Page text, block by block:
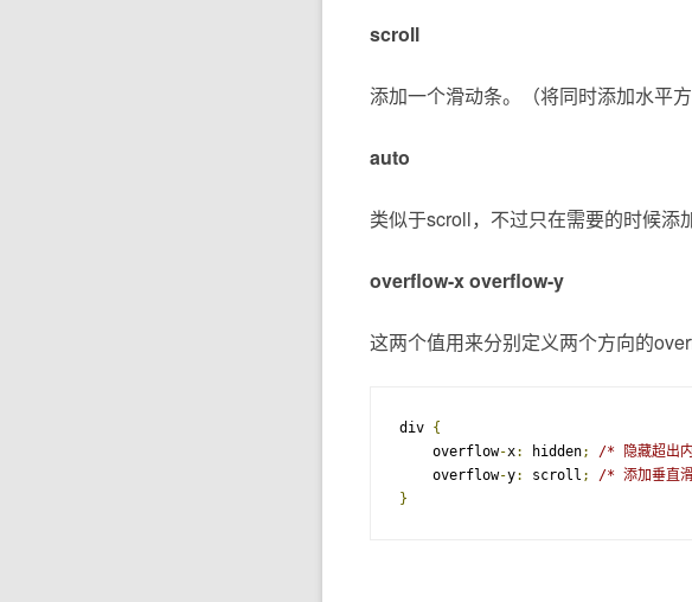
scroll
添加一个滑动条。（将同时添加水平
auto
类似于scroll，不过只在需要的时候添
overflow-x overflow-y
这两个值用来分别定义两个方向的
div {
    overflow
-x: hidden;
/* 隐藏超出
    overflow
-y: scroll ;
/* 添加垂直
}